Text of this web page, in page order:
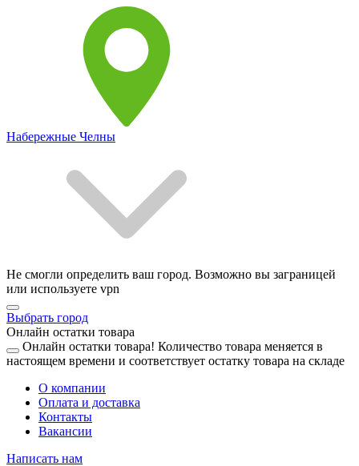
Набережные Челны
Не смогли определить ваш город. Возможно вы заграницей
или используете vpn
Выбрать город
Онлайн остатки товара
Онлайн остатки товара! Количество товара меняется в
настоящем времени и соответствует остатку товара на складе
О компании
Оплата и доставка
Контакты
Вакансии
Написать нам